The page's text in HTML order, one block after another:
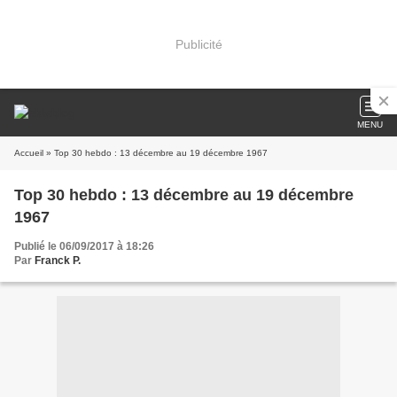
Publicité
MENU
Accueil » Top 30 hebdo : 13 décembre au 19 décembre 1967
Top 30 hebdo : 13 décembre au 19 décembre
1967
Publié le 06/09/2017 à 18:26
Par Franck P.